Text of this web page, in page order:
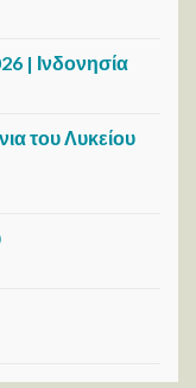
| Ινδονησία
του Λυκείου